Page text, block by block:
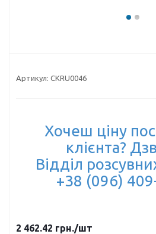
Артикул: CKRU0046
Хочеш ціну
клієнта?
Відділ
+38 (096)
2 462.42 грн./шт